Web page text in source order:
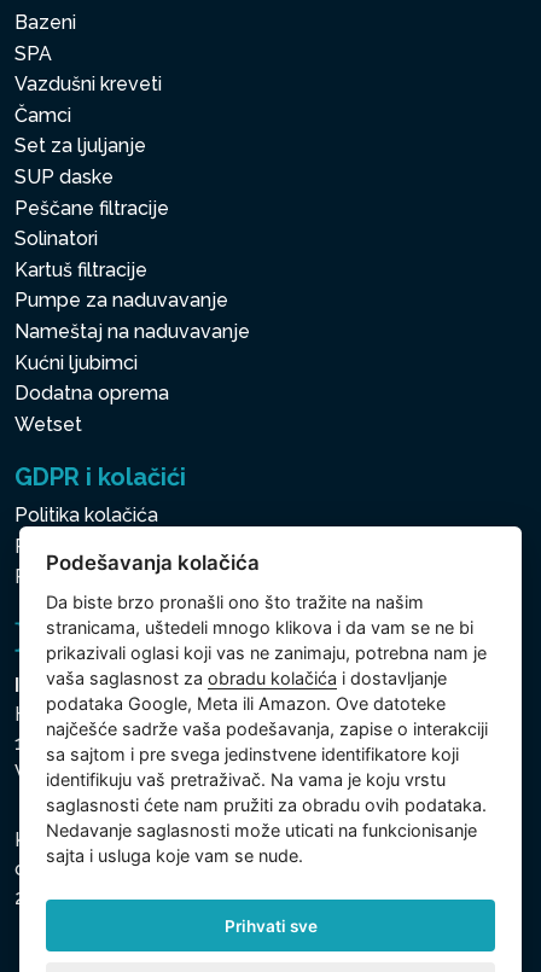
Bazeni
SPA
Vazdušni kreveti
Čamci
Set za ljuljanje
SUP daske
Peščane filtracije
Solinatori
Kartuš filtracije
Pumpe za naduvavanje
Nameštaj na naduvavanje
Kućni ljubimci
Dodatna oprema
Wetset
GDPR i kolačići
Politika kolačića
Politika zaštite ličnih i drugih obrađivanih podataka
Politika kolačića
Intex Trading, s.r.o.
Hradecká 2526/3
130 00 Praha 3
Vinohrady - Česká republika
Kompanija je registrovana u Opštinskom sudu u Pragu,
odeljak C, uložak 74759, Identifikacioni broj kompanije:
26150808, Poreski identifikacioni broj: CZ26150808.
Podešavanja kolačića
Da biste brzo pronašli ono što tražite na našim
stranicama, uštedeli mnogo klikova i da vam se ne bi
prikazivali oglasi koji vas ne zanimaju, potrebna nam je
vaša saglasnost zaobradu kolačića i dostavljanje
podataka Google, Meta ili Amazon. Ove datoteke
najčešće sadrže vaša podešavanja, zapise o interakciji
sa sajtom i pre svega jedinstvene identifikatore koji
identifikuju vaš pretraživač. Na vama je koju vrstu
saglasnosti ćete nam pružiti za obradu ovih podataka.
Nedavanje saglasnosti može uticati na funkcionisanje
sajta i usluga koje vam se nude.
Prihvati sve